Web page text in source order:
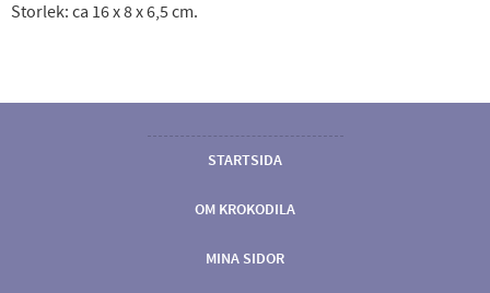
Storlek: ca 16 x 8 x 6,5 cm.
STARTSIDA
OM KROKODILA
MINA SIDOR